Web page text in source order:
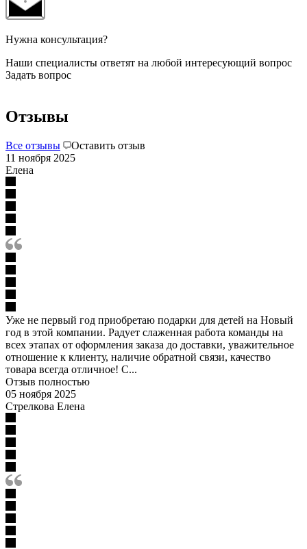
Нужна консультация?
Наши специалисты ответят на любой интересующий вопрос
Задать вопрос
Отзывы
Все отзывы
Оставить отзыв
11 ноября 2025
Елена
Уже не первый год приобретаю подарки для детей на Новый
год в этой компании. Радует слаженная работа команды на
всех этапах от оформления заказа до доставки, уважительное
отношение к клиенту, наличие обратной связи, качество
товара всегда отличное! С...
Отзыв полностью
05 ноября 2025
Стрелкова Елена